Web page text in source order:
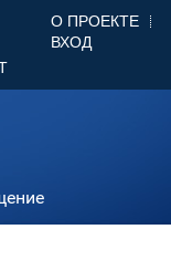
О ПРОЕКТЕ
ВХОД